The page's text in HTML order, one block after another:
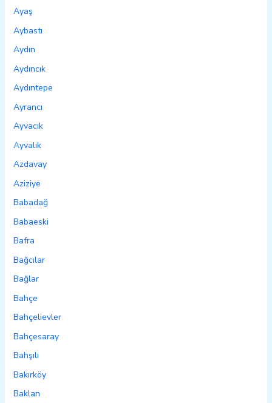
Ayaş
Aybastı
Aydın
Aydıncık
Aydıntepe
Ayrancı
Ayvacık
Ayvalık
Azdavay
Aziziye
Babadağ
Babaeski
Bafra
Bağcılar
Bağlar
Bahçe
Bahçelievler
Bahçesaray
Bahşılı
Bakırköy
Baklan